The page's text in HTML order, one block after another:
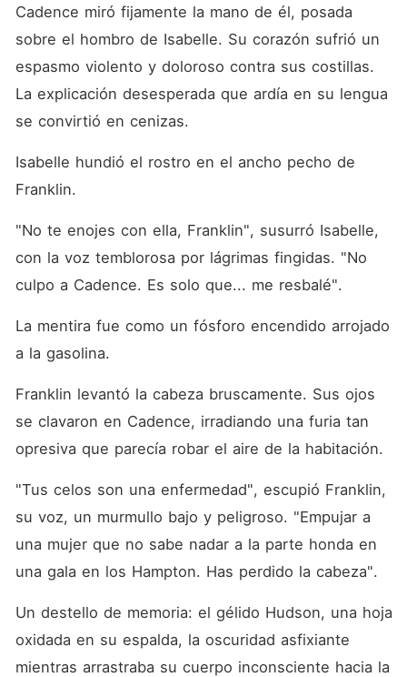
suelo, arrastrando mi cuerpo
donde el agua caliente
apenas logró calmar mis
temblores. Con la mirada
vacía, saqué mi teléfono
"Ejecutar", ordené. Esa
noche, el lujo de los Mueller
terminó con el estruendo de
una escultura de cristal
hecha pedazos.
Cadence miró fijamente la mano de él, posada
sobre el hombro de Isabelle. Su corazón sufrió un
espasmo violento y doloroso contra sus costillas.
La explicación desesperada que ardía en su lengua
se convirtió en cenizas.
Isabelle hundió el rostro en el ancho pecho de
Franklin.
"No te enojes con ella, Franklin", susurró Isabelle,
con la voz temblorosa por lágrimas fingidas. "No
culpo a Cadence. Es solo que... me resbalé".
La mentira fue como un fósforo encendido arrojado
a la gasolina.
Franklin levantó la cabeza bruscamente. Sus ojos
se clavaron en Cadence, irradiando una furia tan
opresiva que parecía robar el aire de la habitación.
"Tus celos son una enfermedad", escupió Franklin,
su voz, un murmullo bajo y peligroso. "Empujar a
una mujer que no sabe nadar a la parte honda en
una gala en los Hampton. Has perdido la cabeza".
Un destello de memoria: el gélido Hudson, una hoja
oxidada en su espalda, la oscuridad asfixiante
mientras arrastraba su cuerpo inconsciente hacia la